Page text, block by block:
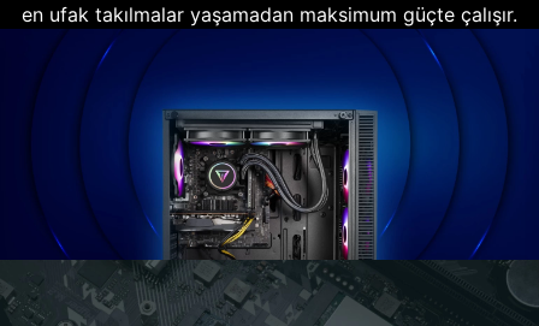
en ufak takılmalar yaşamadan maksimum güçte çalışır.